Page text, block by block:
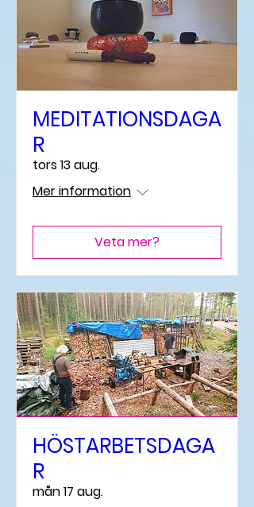
MEDITATIONSDAGA
R
tors 13 aug.
Mer information
Veta mer?
HÖSTARBETSDAGA
R
mån 17 aug.